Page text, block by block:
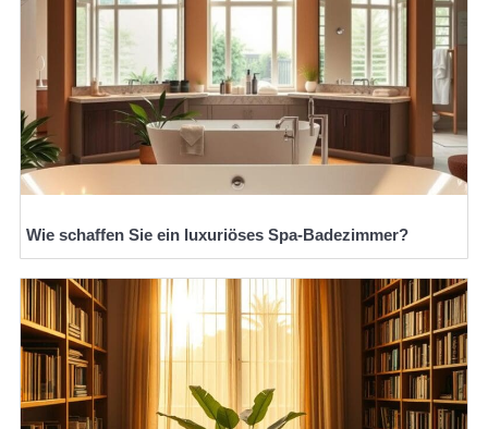
Wie schaffen Sie ein luxuriöses Spa-Badezimmer?